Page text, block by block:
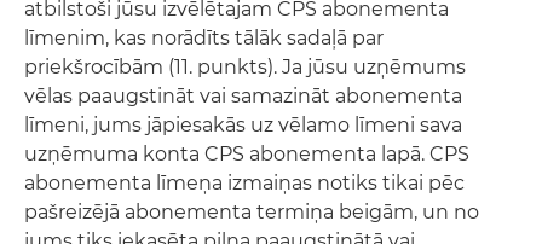
atbilstoši jūsu izvēlētajam CPS abonementa
līmenim, kas norādīts tālāk sadaļā par
priekšrocībām (11. punkts). Ja jūsu uzņēmums
vēlas paaugstināt vai samazināt abonementa
līmeni, jums jāpiesakās uz vēlamo līmeni sava
uzņēmuma konta CPS abonementa lapā. CPS
abonementa līmeņa izmaiņas notiks tikai pēc
pašreizējā abonementa termiņa beigām, un no